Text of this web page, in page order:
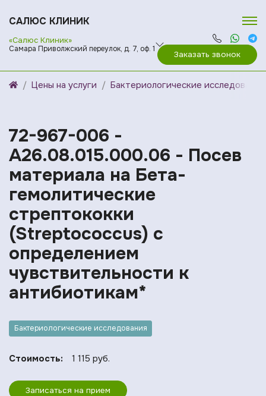
САЛЮС КЛИНИК
«Салюс Клиник»
Самара Приволжский переулок, д. 7, оф. 1
Заказать звонок
Цены на услуги Бактериологические исследования
72-967-006 -
A26.08.015.000.06 - Посев
материала на Бета-
гемолитические
стрептококки
(Streptococcus) с
определением
чувcтвительности к
антибиотикам*
Бактериологические исследования
Стоимость: 1 115 руб.
Записаться на прием